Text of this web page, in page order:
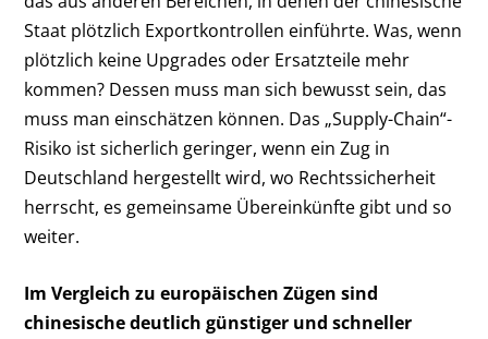
Staat plötzlich Exportkontrollen einführte. Was, wenn
plötzlich keine Upgrades oder Ersatzteile mehr
kommen? Dessen muss man sich bewusst sein, das
muss man einschätzen können. Das „Supply-Chain“-
Risiko ist sicherlich geringer, wenn ein Zug in
Deutschland hergestellt wird, wo Rechtssicherheit
herrscht, es gemeinsame Übereinkünfte gibt und so
weiter.
Im Vergleich zu europäischen Zügen sind
chinesische deutlich günstiger und schneller